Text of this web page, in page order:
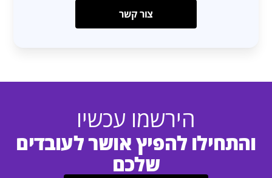
צור קשר
הירשמו עכשיו
והתחילו להפיץ אושר לעובדים
שלכם